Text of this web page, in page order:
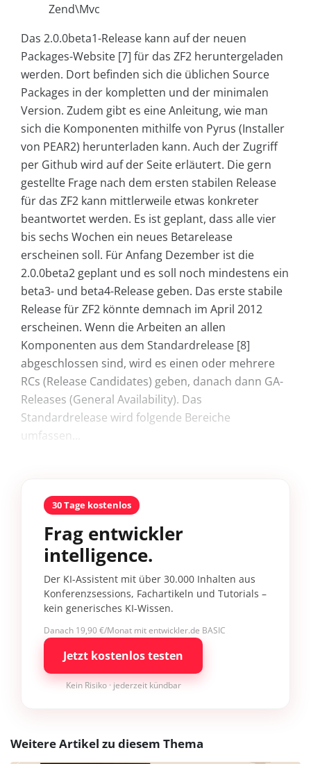
Zend\Mvc
Das 2.0.0beta1-Release kann auf der neuen
Packages-Website [7] für das ZF2 heruntergeladen
werden. Dort befinden sich die üblichen Source
Packages in der kompletten und der minimalen
Version. Zudem gibt es eine Anleitung, wie man
sich die Komponenten mithilfe von Pyrus (Installer
von PEAR2) herunterladen kann. Auch der Zugriff
per Github wird auf der Seite erläutert. Die gern
gestellte Frage nach dem ersten stabilen Release
für das ZF2 kann mittlerweile etwas konkreter
beantwortet werden. Es ist geplant, dass alle vier
bis sechs Wochen ein neues Betarelease
erscheinen soll. Für Anfang Dezember ist die
2.0.0beta2 geplant und es soll noch mindestens ein
beta3- und beta4-Release geben. Das erste stabile
Release für ZF2 könnte demnach im April 2012
erscheinen. Wenn die Arbeiten an allen
Komponenten aus dem Standardrelease [8]
abgeschlossen sind, wird es einen oder mehrere
RCs (Release Candidates) geben, danach dann GA-
Releases (General Availability). Das
Standardrelease wird folgende Bereiche
umfassen...
30 Tage kostenlos
Frag entwickler
intelligence.
Der KI-Assistent mit über 30.000 Inhalten aus
Konferenzsessions, Fachartikeln und Tutorials –
kein generisches KI-Wissen.
Danach 19,90 €/Monat mit entwickler.de BASIC
Jetzt kostenlos testen
Kein Risiko · jederzeit kündbar
Weitere Artikel zu diesem Thema